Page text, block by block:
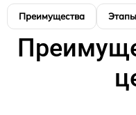
Преимущества